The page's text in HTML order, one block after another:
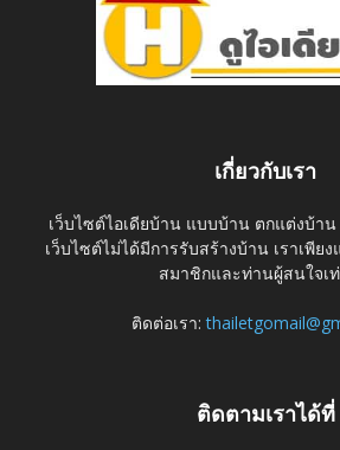
เกี่ยวกับเรา
เว็บไซต์ไอเดียบ้าน แบบบ้าน ตกแต่งบ้า
เว็บไซต์ไม่ได้มีการรับสร้างบ้าน เราเพีย
สมาชิกและท่านผู้สนใจเ
ติดต่อเรา:
ติดตามเราได้ที่